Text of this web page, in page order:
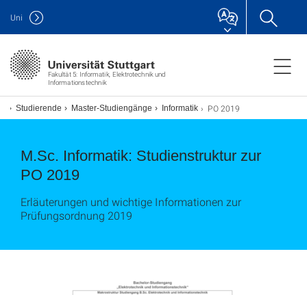
Fakultät 5: Informatik, Elektrotechnik und
Informationstechnik
Uni
Studierende Master-Studiengänge Informatik PO 2019
M.Sc. Informatik: Studienstruktur zur
PO 2019
Erläuterungen und wichtige Informationen zur
Prüfungsordnung 2019